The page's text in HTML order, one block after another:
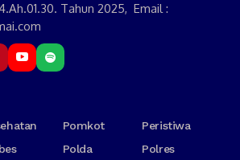
Tahun 2025, Email :
Pomkot
Peristiwa
Polda Polres